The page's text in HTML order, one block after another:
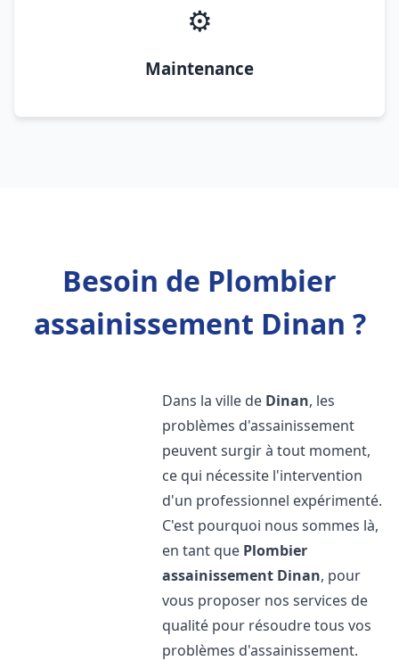
⚙️
Maintenance
Besoin de Plombier
assainissement Dinan ?
Dans la ville de Dinan, les
problèmes d'assainissement
peuvent surgir à tout moment,
ce qui nécessite l'intervention
d'un professionnel expérimenté.
C'est pourquoi nous sommes là,
en tant que Plombier
assainissement Dinan, pour
vous proposer nos services de
qualité pour résoudre tous vos
problèmes d'assainissement.